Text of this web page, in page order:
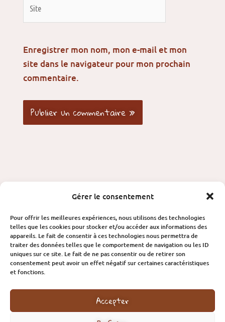
Gérer le consentement
Pour offrir les meilleures expériences, nous utilisons des technologies
telles que les cookies pour stocker et/ou accéder aux informations des
appareils. Le fait de consentir à ces technologies nous permettra de
traiter des données telles que le comportement de navigation ou les ID
uniques sur ce site. Le fait de ne pas consentir ou de retirer son
consentement peut avoir un effet négatif sur certaines caractéristiques
et fonctions.
Accepter
Enregistrer mon nom, mon e-mail et mon
site dans le navigateur pour mon prochain
commentaire.
Conditions générales d’utilisation
Retour & Remboursement
Politique de confidentialité
Contact
Espace Professionnels